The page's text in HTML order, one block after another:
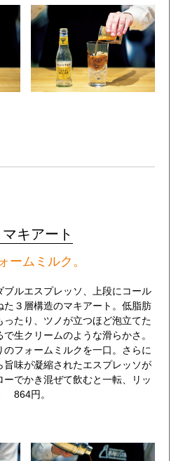
キアート
ームミルク。
ルエスプレッソ、上段にコール
た３層構造のマキアート。低脂肪
たり、ツノが立つほど泡立てた
生クリームのような滑らかさ。
のフォームミルクを一口。さらに
旨味が凝縮されたエスプレッソが
でかき混ぜて飲むと一転、リッ
864円。